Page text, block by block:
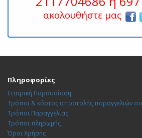
ακολουθήστε μας
Πληροφορίες
Εταιρική Παρουσίαση
Τρόποι & κόστος αποστολής παραγγελιών
Τρόποι Παραγγελίας
Τρόποι πληρωμής
Όροι Χρήσης